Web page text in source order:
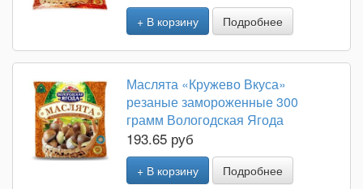
+ В корзину Подробнее
Маслята «Кружево Вкуса»
резаные замороженные 300
грамм Вологодская Ягода
193.65 руб
+ В корзину Подробнее